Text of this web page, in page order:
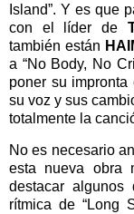
Island”. Y es que
con el líder de
también están
a “No Body, No
poner su
su voz y sus
totalmente la
No es necesario
esta nueva obra
destacar
rítmica de “Long